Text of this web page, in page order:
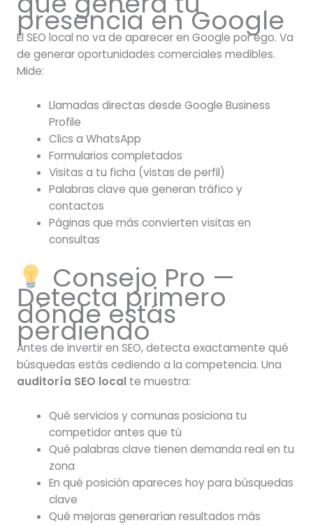
presencia en Google
El SEO local no va de aparecer en Google por ego. Va
de generar oportunidades comerciales medibles.
Mide:
Llamadas directas desde Google Business
Profile
Clics a WhatsApp
Formularios completados
Visitas a tu ficha (vistas de perfil)
Palabras clave que generan tráfico y
contactos
Páginas que más convierten visitas en
consultas
Consejo Pro —
Detecta primero
dónde estás
perdiendo
Antes de invertir en SEO, detecta exactamente qué
búsquedas estás cediendo a la competencia. Una
auditoría SEO localte muestra:
Qué servicios y comunas posiciona tu
competidor antes que tú
Qué palabras clave tienen demanda real en tu
zona
En qué posición apareces hoy para búsquedas
clave
Qué mejoras generarían resultados más